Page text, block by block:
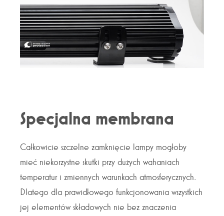
Specjalna membrana
Całkowicie szczelne zamknięcie lampy mogłoby
mieć niekorzystne skutki przy dużych wahaniach
temperatur i zmiennych warunkach atmosferycznych.
Dlatego dla prawidłowego funkcjonowania wszystkich
jej elementów składowych nie bez znaczenia